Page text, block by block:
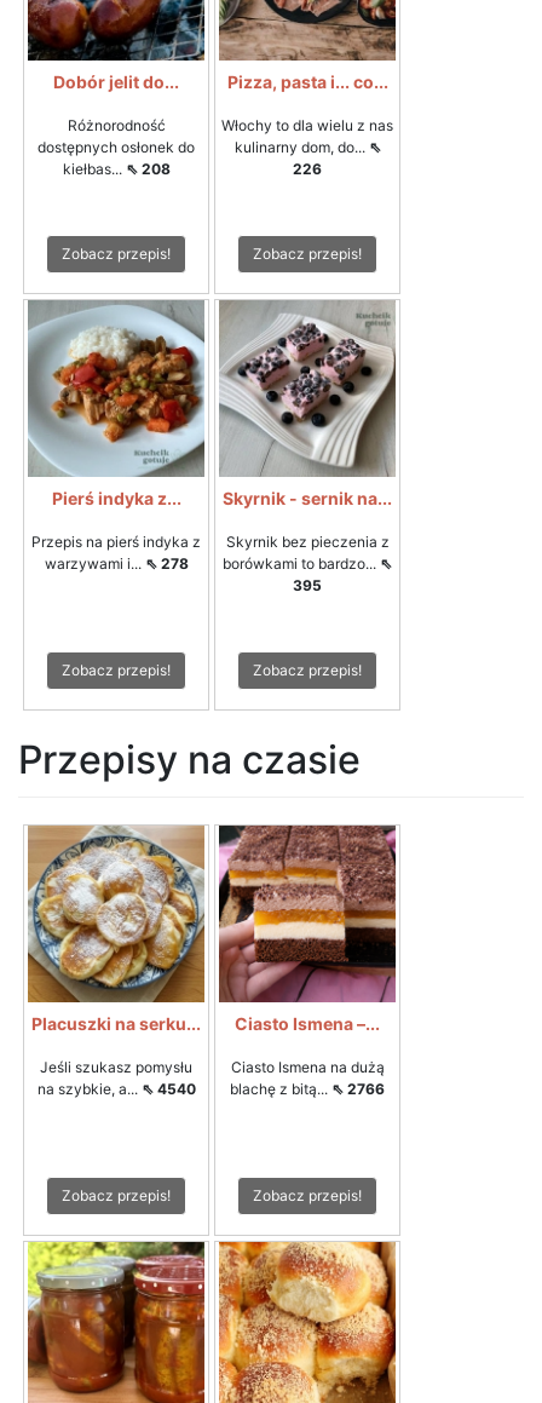
Dobór jelit do...
Różnorodność
dostępnych osłonek do
kiełbas... ⇖ 208
Zobacz przepis!
Pizza, pasta i... co...
Włochy to dla wielu z nas
kulinarny dom, do... ⇖
226
Zobacz przepis!
Pierś indyka z...
Przepis na pierś indyka z
warzywami i... ⇖ 278
Zobacz przepis!
Skyrnik - sernik na...
Skyrnik bez pieczenia z
borówkami to bardzo... ⇖
395
Zobacz przepis!
Przepisy na czasie
Placuszki na serku...
Jeśli szukasz pomysłu
na szybkie, a... ⇖ 4540
Zobacz przepis!
Ciasto Ismena –...
Ciasto Ismena na dużą
blachę z bitą... ⇖ 2766
Zobacz przepis!